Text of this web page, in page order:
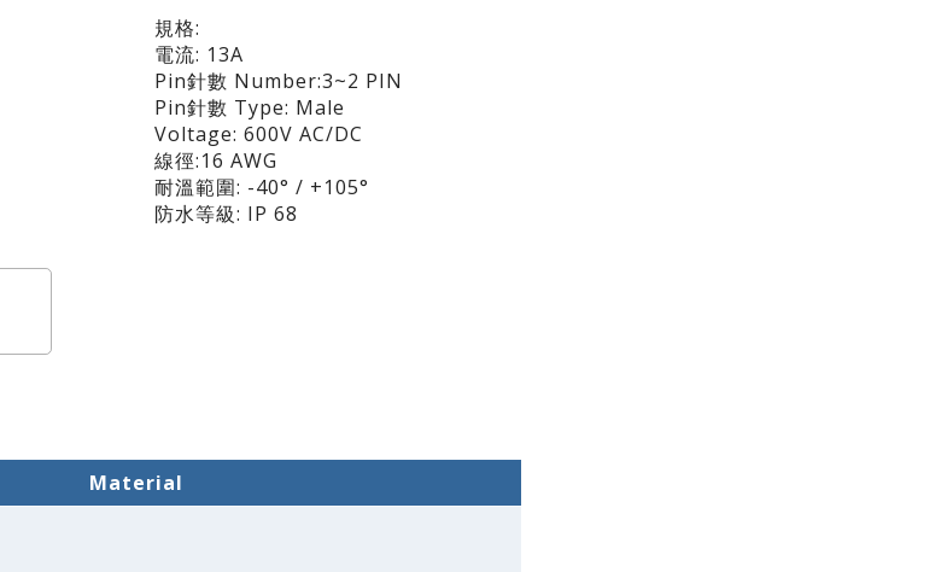
規格:
電流: 13A
Pin針數 Number:3~2 PIN
Pin針數 Type: Male
Voltage: 600V AC/DC
線徑:16 AWG
耐溫範圍: -40° / +105°
防水等級: IP 68
Material